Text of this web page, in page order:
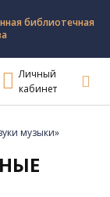
библиотечная
Личный
кабинет
музыки»